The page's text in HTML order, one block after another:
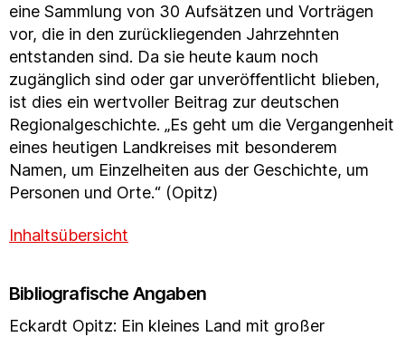
eine Sammlung von 30 Aufsätzen und Vorträgen
vor, die in den zurückliegenden Jahrzehnten
entstanden sind. Da sie heute kaum noch
zugänglich sind oder gar unveröffentlicht blieben,
ist dies ein wertvoller Beitrag zur deutschen
Regionalgeschichte. „Es geht um die Vergangenheit
eines heutigen Landkreises mit besonderem
Namen, um Einzelheiten aus der Geschichte, um
Personen und Orte.“ (Opitz)
Inhaltsübersicht
Bibliografische Angaben
Eckardt Opitz: Ein kleines Land mit großer